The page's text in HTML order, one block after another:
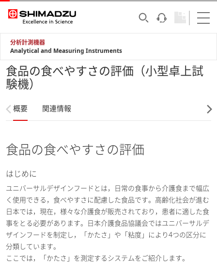
分析計測機器
Analytical and Measuring Instruments
食品の食べやすさの評価（小型卓上試
験機）
概要 関連情報
食品の食べやすさの評価
はじめに
ユニバーサルデザインフードとは，日常の食事から介護食まで幅広
く使用できる，食べやすさに配慮した食品です。高齢化社会が進む
日本では，現在，様々な介護食が販売されており，患者に適した食
事をとる必要があります。日本介護食品協議会ではユニバーサルデ
ザインフードを制定し，「かたさ」や「粘度」により4つの区分に
分類しています。
ここでは，「かたさ」を測定するシステムをご紹介します。